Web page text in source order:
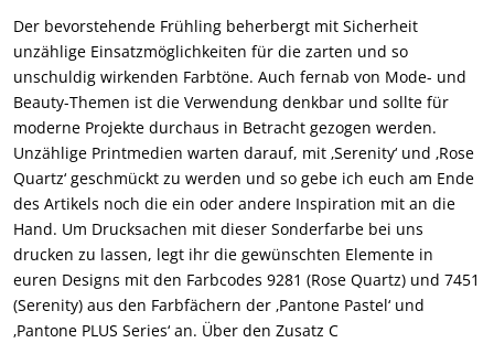
Der bevorstehende Frühling beherbergt mit Sicherheit
unzählige Einsatzmöglichkeiten für die zarten und so
unschuldig wirkenden Farbtöne. Auch fernab von Mode- und
Beauty-Themen ist die Verwendung denkbar und sollte für
moderne Projekte durchaus in Betracht gezogen werden.
Unzählige Printmedien warten darauf, mit ‚Serenity‘ und ‚Rose
Quartz‘ geschmückt zu werden und so gebe ich euch am Ende
des Artikels noch die ein oder andere Inspiration mit an die
Hand. Um Drucksachen mit dieser Sonderfarbe bei uns
drucken zu lassen, legt ihr die gewünschten Elemente in
euren Designs mit den Farbcodes 9281 (Rose Quartz) und 7451
(Serenity) aus den Farbfächern der ‚Pantone Pastel‘ und
‚Pantone PLUS Series‘ an. Über den Zusatz C